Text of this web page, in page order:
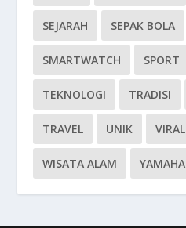
SEJARAH SEPAK BOLA
SMARTWATCH SPORT
TEKNOLOGI TRADISI
TRAVEL UNIK VIRAL
WISATA ALAM YAMAHA